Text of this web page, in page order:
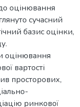
оцінювання
сучасний
базис оцінки,
оцінювання
вартості
просторових,
ринкової